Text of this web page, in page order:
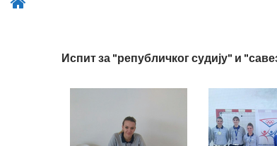
Испит за "републичког судију" и